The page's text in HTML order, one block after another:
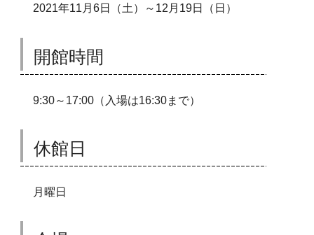
2021年11月6日（土）～12月19日（日）
開館時間
9:30～17:00（入場は16:30まで）
休館日
月曜日